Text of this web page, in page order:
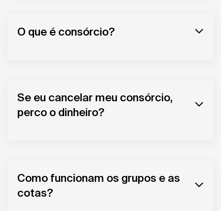
O que é consórcio?
Se eu cancelar meu consórcio,
perco o dinheiro?
Como funcionam os grupos e as
cotas?